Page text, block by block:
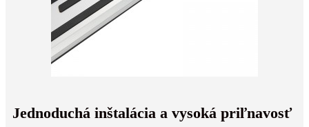
Jednoduchá inštalácia a vysoká priľnavosť